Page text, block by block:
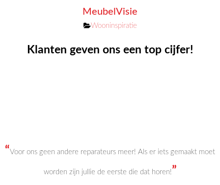
MeubelVisie
Categorieën
Wooninspiratie
Klanten geven ons een top cijfer!
“Voor ons geen andere reparateurs meer! Als er iets gemaakt moet
worden zijn jullie de eerste die dat horen!”